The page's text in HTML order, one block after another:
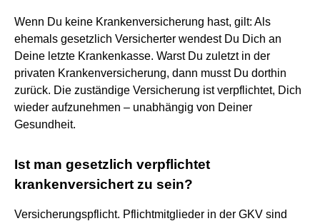
Wenn Du keine Krankenversicherung hast, gilt: Als
ehemals gesetzlich Versicherter wendest Du Dich an
Deine letzte Krankenkasse. Warst Du zuletzt in der
privaten Krankenversicherung, dann musst Du dorthin
zurück. Die zuständige Versicherung ist verpflichtet, Dich
wieder aufzunehmen – unabhängig von Deiner
Gesundheit.
Ist man gesetzlich verpflichtet
krankenversichert zu sein?
Versicherungspflicht. Pflichtmitglieder in der GKV sind